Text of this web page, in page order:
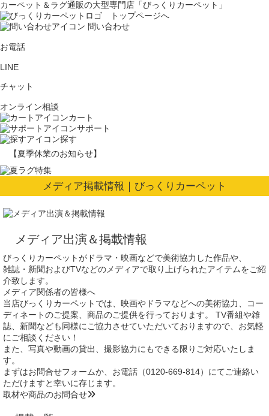
カーペット＆ラグ通販の大型専門店「びっくりカーペット」
問い合わせ
お電話
LINE
チャット
オンライン相談
カート
サポート
探す
【夏季休業のお知らせ】
メディア掲載情報｜びっくりカーペット
メディア出演＆掲載情報
びっくりカーペットがドラマ・映画などで美術協力した作品や、
雑誌・新聞およびTVなどのメディアで取り上げられたアイテムをご紹
介致します。
メディア関係者の皆様へ
当店びっくりカーペットでは、映画やドラマなどへの美術協力、コー
ディネートのご提案、商品のご提供を行っております。 TV番組や雑
誌、新聞なども同様にご協力させていただいておりますので、お気軽
にご相談ください！
また、写真や動画の貸出、撮影協力にもできる限りご対応いたしま
す。
まずはお問合せフォームか、お電話（0120-669-814）にてご連絡い
ただけますと幸いに存じます。
取材や商品のお問合せ